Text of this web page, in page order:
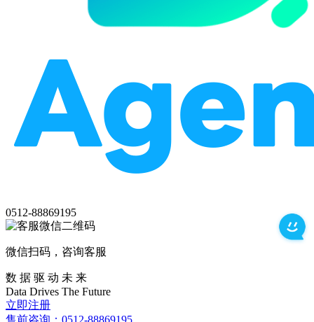
0512-88869195
微信扫码，咨询客服
数 据 驱 动 未 来
Data Drives The Future
立即注册